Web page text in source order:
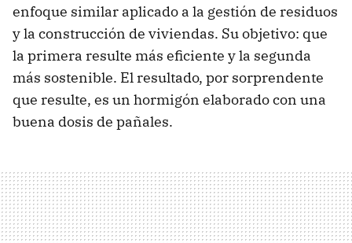
enfoque similar aplicado a la gestión de residuos
y la construcción de viviendas. Su objetivo: que
la primera resulte más eficiente y la segunda
más sostenible. El resultado, por sorprendente
que resulte, es un hormigón elaborado con una
buena dosis de pañales.